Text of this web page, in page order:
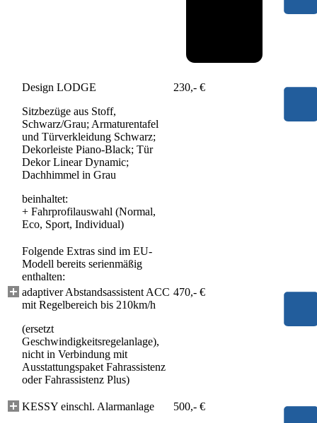
Design LODGE
Sitzbezüge aus Stoff,
Schwarz/Grau; Armaturentafel
und Türverkleidung Schwarz;
Dekorleiste Piano-Black; Tür
Dekor Linear Dynamic;
Dachhimmel in Grau
beinhaltet:
+ Fahrprofilauswahl (Normal,
Eco, Sport, Individual)
230,- €
Folgende Extras sind im EU-
Modell bereits serienmäßig
enthalten:
adaptiver Abstandsassistent ACC
mit Regelbereich bis 210km/h
(ersetzt
Geschwindigkeitsregelanlage),
nicht in Verbindung mit
Ausstattungspaket Fahrassistenz
oder Fahrassistenz Plus)
470,- €
KESSY einschl. Alarmanlage
500,- €